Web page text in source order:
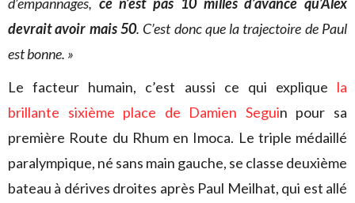
devrait avoir mais 50. C’est donc que la trajectoire de Paul
est bonne. »
Le facteur humain, c’est aussi ce qui explique la
brillante sixième place de Damien Seguin pour sa
première Route du Rhum en Imoca. Le triple médaillé
paralympique, né sans main gauche, se classe deuxième
bateau à dérives droites après Paul Meilhat, qui est allé